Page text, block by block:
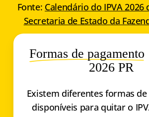
Fonte: Calendário do IPVA 2026
Secretaria de Estado da
Formas de pagamento
2026 PR
Existem diferentes formas
disponíveis para quitar o